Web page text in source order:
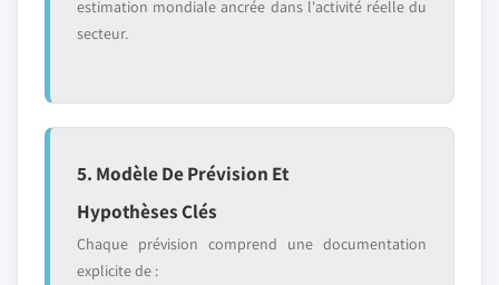
estimation mondiale ancrée dans l'activité réelle du
secteur.
5. Modèle De Prévision Et
Hypothèses Clés
Chaque prévision comprend une documentation
explicite de :